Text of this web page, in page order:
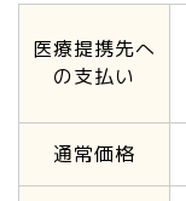
医療提携先へ
の支払い
通常価格